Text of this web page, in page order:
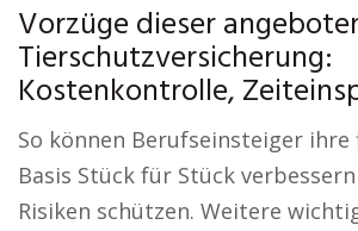
Vorzüge dieser
Tierschutzversicherung:
Kostenkontrolle,
So können Berufseinsteiger ihre
Basis Stück für Stück
Risiken schützen. Weitere